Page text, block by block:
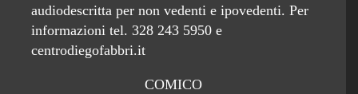
audiodescritta per non vedenti e ipovedenti. Per
informazioni tel. 328 243 5950 e
centrodiegofabbri.it
COMICO